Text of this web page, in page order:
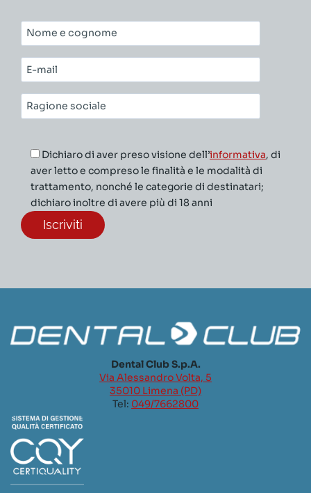
Nome
e
cognome*
E-
mail*
Ragione
sociale*
Dichiaro di aver preso visione dell’informativa, di
aver letto e compreso le finalità e le modalità di
trattamento, nonché le categorie di destinatari;
dichiaro inoltre di avere più di 18 anni
Dental Club S.p.A.
Via Alessandro Volta, 5
35010 Limena (PD)
Tel: 049/7662800